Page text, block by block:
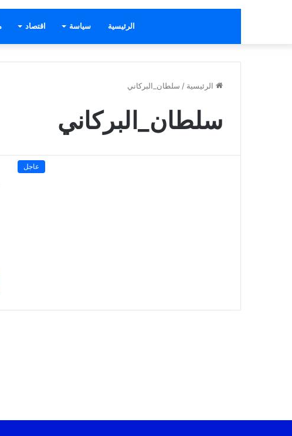
الرئيسية سياسة اقتصاد
الرئيسية / سلطان_البركاني
سلطان_البركاني
عاجل